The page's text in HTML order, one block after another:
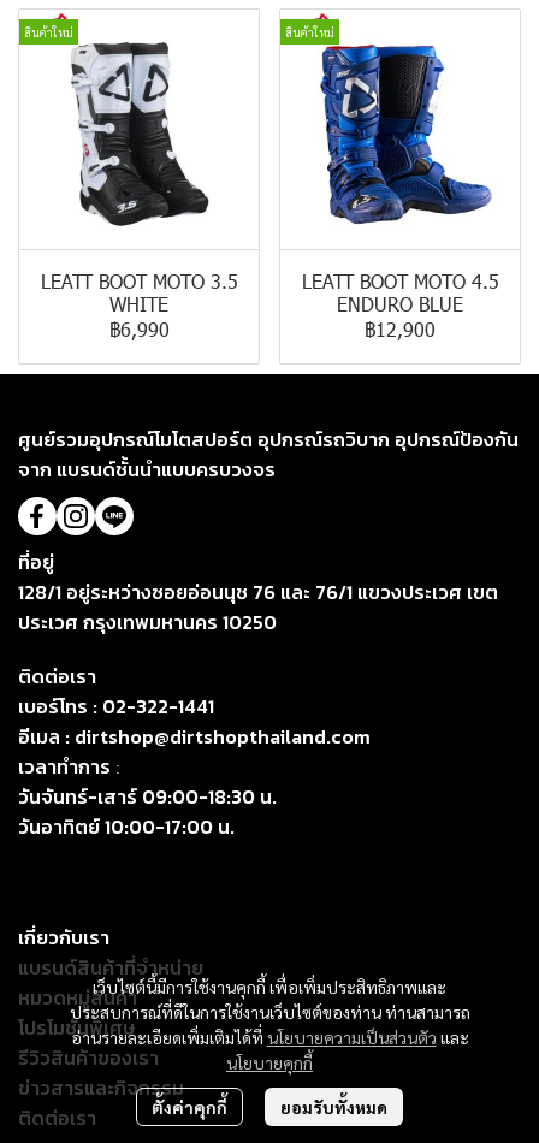
สินค้าใหม่
LEATT BOOT MOTO 3.5
WHITE
฿6,990
สินค้าใหม่
LEATT BOOT MOTO 4.5
ENDURO BLUE
฿12,900
เว็บไซต์นี้มีการใช้งานคุกกี้ เพื่อเพิ่มประสิทธิภาพและ
ประสบการณ์ที่ดีในการใช้งานเว็บไซต์ของท่าน ท่านสามารถ
อ่านรายละเอียดเพิ่มเติมได้ที่ นโยบายความเป็นส่วนตัว และ
นโยบายคุกกี้
ตั้งค่าคุกกี้ ยอมรับทั้งหมด
ศูนย์รวมอุปกรณ์โมโตสปอร์ต อุปกรณ์รถวิบาก อุปกรณ์ป้องกัน
จาก แบรนด์ชั้นนำแบบครบวงจร
ที่อยู่
128/1 อยู่ระหว่างซอยอ่อนนุช 76 และ 76/1 แขวงประเวศ เขต
ประเวศ กรุงเทพมหานคร 10250
ติดต่อเรา
เบอร์โทร : 02-322-1441
อีเมล : dirtshop@dirtshopthailand.com
เวลาทำการ :
วันจันทร์-เสาร์ 09:00-18:30 น.
วันอาทิตย์ 10:00-17:00 น.
เกี่ยวกับเรา
แบรนด์สินค้าที่จำหน่าย
หมวดหมู่สินค้า
โปรโมชั่นพิเศษ
รีวิวสินค้าของเรา
ข่าวสารและกิจกรรม
ติดต่อเรา